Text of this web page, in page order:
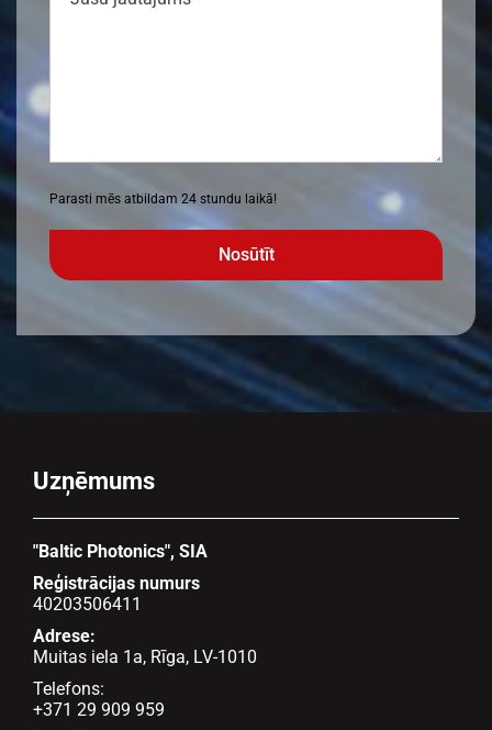
Parasti mēs atbildam 24 stundu laikā!
Uzņēmums
"Baltic Photonics", SIA
Reģistrācijas numurs
40203506411
Adrese:
Muitas iela 1a, Rīga, LV-1010
Telefons:
+371 29 909 959